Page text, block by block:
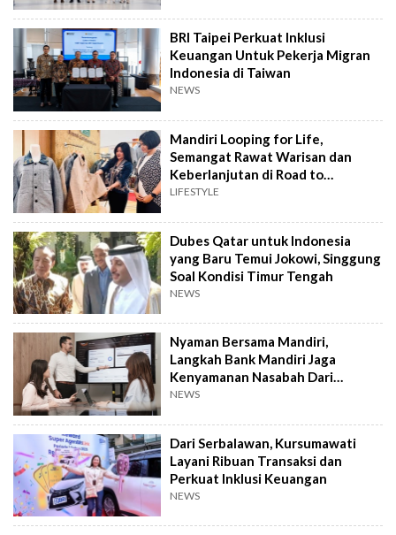
BRI Taipei Perkuat Inklusi
Keuangan Untuk Pekerja Migran
Indonesia di Taiwan
NEWS
Mandiri Looping for Life,
Semangat Rawat Warisan dan
Keberlanjutan di Road to
INACRAFT Festival 2026
LIFESTYLE
Dubes Qatar untuk Indonesia
yang Baru Temui Jokowi, Singgung
Soal Kondisi Timur Tengah
NEWS
Nyaman Bersama Mandiri,
Langkah Bank Mandiri Jaga
Kenyamanan Nasabah Dari
Transaksi Hingga Layanan
NEWS
Dari Serbalawan, Kursumawati
Layani Ribuan Transaksi dan
Perkuat Inklusi Keuangan
NEWS